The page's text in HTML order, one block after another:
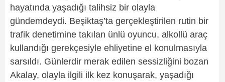
hayatında yaşadığı talihsiz bir olayla
gündemdeydi. Beşiktaş’ta gerçekleştirilen rutin bir
trafik denetimine takılan ünlü oyuncu, alkollü araç
kullandığı gerekçesiyle ehliyetine el konulmasıyla
sarsıldı. Günlerdir merak edilen sessizliğini bozan
Akalay, olayla ilgili ilk kez konuşarak, yaşadığı